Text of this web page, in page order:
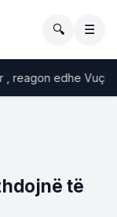
🔍 ☰
edhe Vuçiç
të